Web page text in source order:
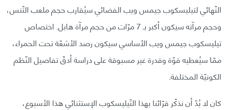
النّهائي لتيليسكوب جيمس ويب الفضائي سيُقارب حجم ملعب التّنس،
وحجم مرآته سيكون أكبر بـ 7 مرّات من حجم مرآة هابل. اختصاص
تيليسكوب جيمس ويب الأساسي سيكون رصد الأشعّة تحت الحمراء،
ممّا سيُعطيه قوّة وقدرة غير مسبوقة على دراسة أدقّ تفاصيل النّظم
الكونيّة المختلفة.
كان لا بُدّ أن نذكّر قرّائنا بهذا التّيليسكوب الإستثنائي هذا الأسبوع،